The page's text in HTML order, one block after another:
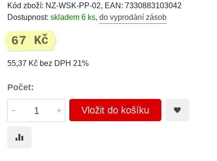
Kód zboží: NZ-WSK-PP-02, EAN: 7330883103042
Dostupnost: skladem 6 ks, do vyprodání zásob
67 Kč
55,37 Kč bez DPH 21%
Počet:
Vložit do košíku